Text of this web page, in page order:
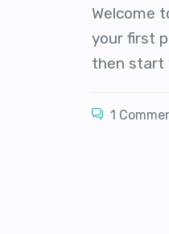
Welcome
your first
then start
1